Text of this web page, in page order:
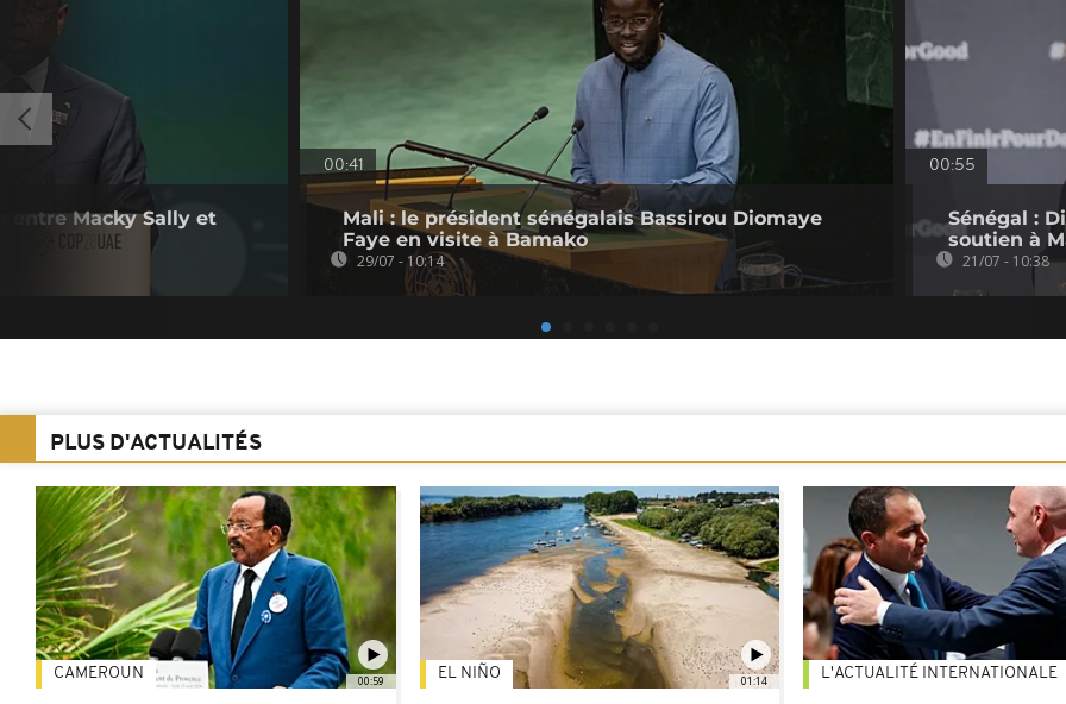
entre Macky Sally et
00:41
Mali : le président sénégalais Bassirou Diomaye
Faye en visite à Bamako
29/07 - 10:14
00:55
Sénégal :
soutien à
21/07 - 10:38
PLUS D'ACTUALITÉS
00:59
CAMEROUN 01:14
EL NIÑO L'ACTUALITÉ INTERNATIONALE